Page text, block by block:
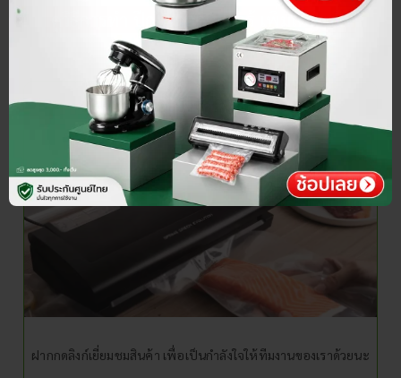
ดูวิธีการทำ ปีกไก่ทอดตะไคร้ เพิ่มเติมคลิก
⭐⭐ หากชื่นชอบบทความของ SGE ⭐⭐
ฝากกดลิงก์เยี่ยมชมสินค้า เพื่อเป็นกำลังใจให้ทีมงานของเราด้วยนะ